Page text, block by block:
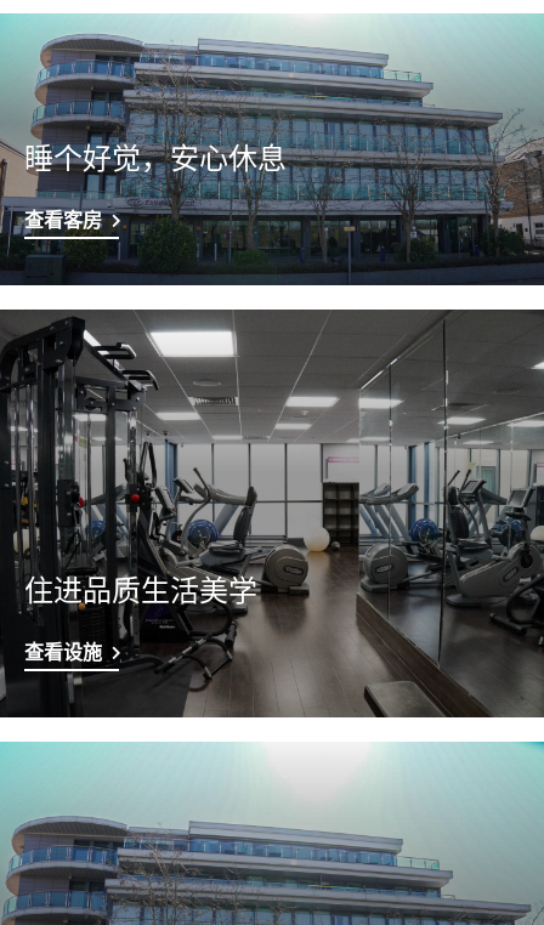
睡个好觉，安心休息
查看客房
住进品质生活美学
查看设施